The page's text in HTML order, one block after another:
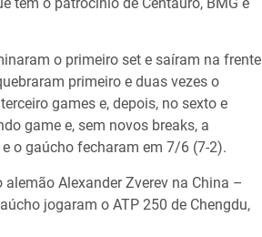
o primeiro set e saíram na frente
primeiro e duas vezes o
games e, depois, no sexto e
game e, sem novos breaks, a
o gaúcho fecharam em 7/6 (7-2).
Alexander Zverev na China –
jogaram o ATP 250 de Chengdu,